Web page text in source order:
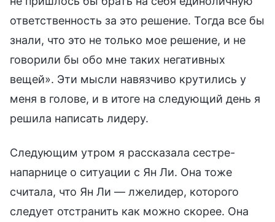
ответственность за это решение. Тогда все бы
знали, что это не только мое решение, и не
говорили бы обо мне таких негативных
вещей». Эти мысли навязчиво крутились у
меня в голове, и в итоге на следующий день я
решила написать лидеру.
Следующим утром я рассказала сестре-
напарнице о ситуации с Ян Ли. Она тоже
считала, что Ян Ли — лжелидер, которого
следует отстранить как можно скорее. Она